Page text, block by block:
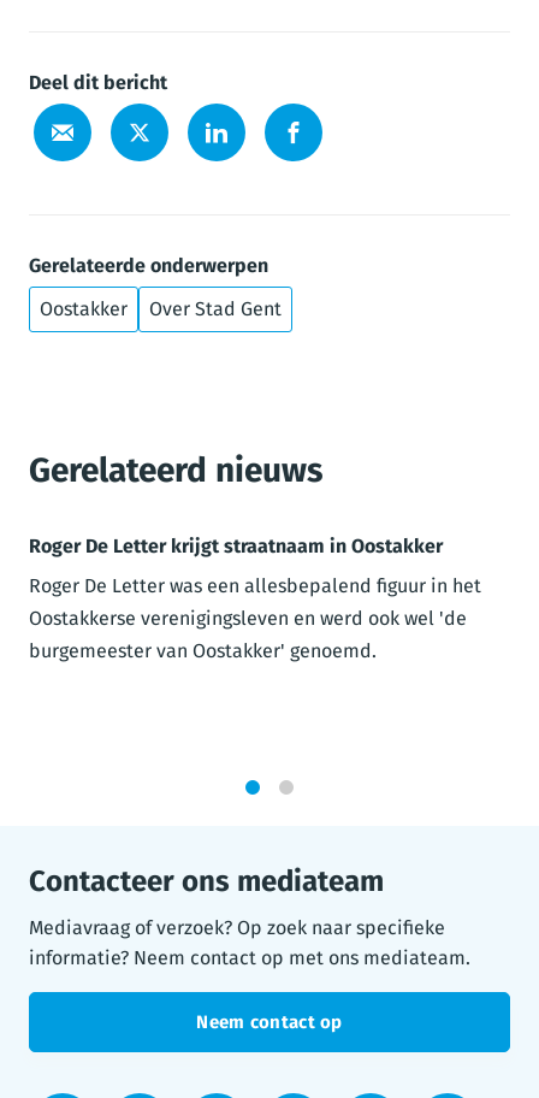
Deel dit bericht
Gerelateerde onderwerpen
Oostakker
Over Stad Gent
Gerelateerd nieuws
Roger De Letter krijgt straatnaam in Oostakker
Roger De Letter was een allesbepalend figuur in het
Oostakkerse verenigingsleven en werd ook wel 'de
burgemeester van Oostakker' genoemd.
Contacteer ons mediateam
Mediavraag of verzoek? Op zoek naar specifieke
informatie? Neem contact op met ons mediateam.
Neem contact op